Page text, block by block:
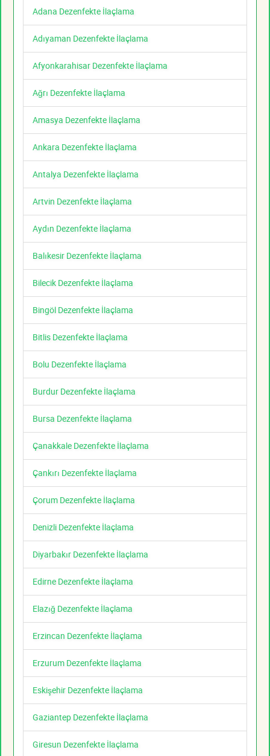
Adana Dezenfekte İlaçlama
Adıyaman Dezenfekte İlaçlama
Afyonkarahisar Dezenfekte İlaçlama
Ağrı Dezenfekte İlaçlama
Amasya Dezenfekte İlaçlama
Ankara Dezenfekte İlaçlama
Antalya Dezenfekte İlaçlama
Artvin Dezenfekte İlaçlama
Aydın Dezenfekte İlaçlama
Balıkesir Dezenfekte İlaçlama
Bilecik Dezenfekte İlaçlama
Bingöl Dezenfekte İlaçlama
Bitlis Dezenfekte İlaçlama
Bolu Dezenfekte İlaçlama
Burdur Dezenfekte İlaçlama
Bursa Dezenfekte İlaçlama
Çanakkale Dezenfekte İlaçlama
Çankırı Dezenfekte İlaçlama
Çorum Dezenfekte İlaçlama
Denizli Dezenfekte İlaçlama
Diyarbakır Dezenfekte İlaçlama
Edirne Dezenfekte İlaçlama
Elazığ Dezenfekte İlaçlama
Erzincan Dezenfekte İlaçlama
Erzurum Dezenfekte İlaçlama
Eskişehir Dezenfekte İlaçlama
Gaziantep Dezenfekte İlaçlama
Giresun Dezenfekte İlaçlama